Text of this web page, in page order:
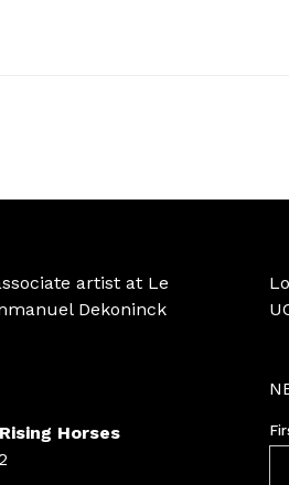
artist at Le
Dekoninck
Horses